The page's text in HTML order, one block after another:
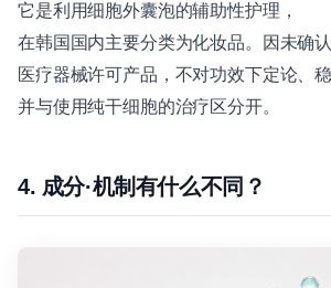
它是利用细胞外囊泡的辅助性护理，
在韩国国内主要分类为化妆品。因未确
医疗器械许可产品，不对功效下定论、
并与使用纯干细胞的治疗区分开。
4. 成分·机制有什么不同？